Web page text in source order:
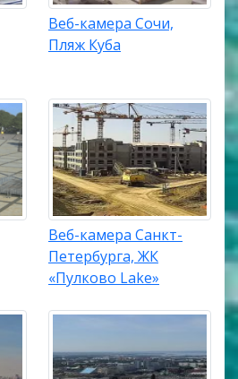
Веб-камера Сочи,
Пляж Куба
Веб-камера Санкт-
Петербурга, ЖК
«Пулково Lake»